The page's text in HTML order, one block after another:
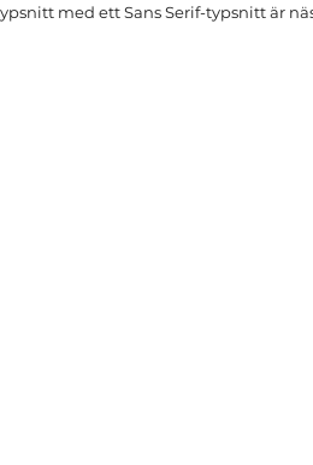
med ett Sans Serif-typsnitt är